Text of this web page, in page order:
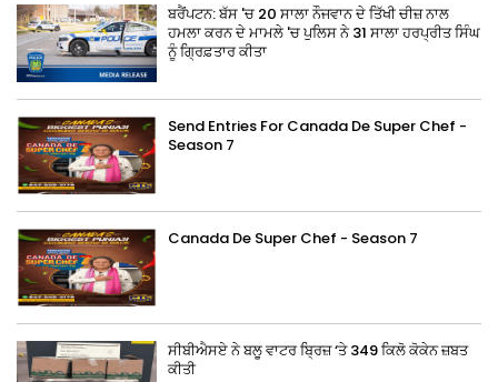
ਬਰੈਂਪਟਨ: ਬੱਸ 'ਚ 20 ਸਾਲਾ ਨੌਜਵਾਨ ਦੇ ਤਿੱਖੀ ਚੀਜ਼ ਨਾਲ
ਹਮਲਾ ਕਰਨ ਦੇ ਮਾਮਲੇ 'ਚ ਪੁਲਿਸ ਨੇ 31 ਸਾਲਾ ਹਰਪ੍ਰੀਤ ਸਿੰਘ
ਨੂੰ ਗ੍ਰਿਫ਼ਤਾਰ ਕੀਤਾ
Send Entries For Canada De Super Chef -
Season 7
Canada De Super Chef - Season 7
ਸੀਬੀਐਸਏ ਨੇ ਬਲੂ ਵਾਟਰ ਬ੍ਰਿਜ਼ ‘ਤੇ 349 ਕਿਲੋ ਕੋਕੇਨ ਜ਼ਬਤ
ਕੀਤੀ